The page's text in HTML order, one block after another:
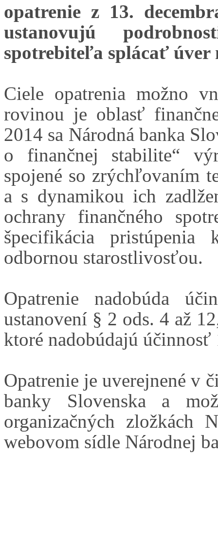
opatrenie z 13.
ustanovujú
spotrebiteľa splácať úver
Ciele opatrenia možno
rovinou je oblasť
2014 sa Národná banka
o finančnej stabilite“
spojené so zrýchľovaním
a s dynamikou ich
ochrany finančného
špecifikácia
odbornou starostlivosťou.
Opatrenie nadobúda
ustanovení § 2 ods. 4 až
ktoré nadobúdajú účinnosť
Opatrenie je uverejnené v
banky Slovenska a
organizačných zložkách
webovom sídle Národnej